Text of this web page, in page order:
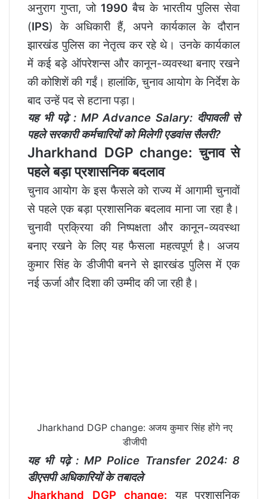
अनुराग गुप्ता, जो 1990 बैच के भारतीय पुलिस सेवा
(IPS) के अधिकारी हैं, अपने कार्यकाल के दौरान
झारखंड पुलिस का नेतृत्व कर रहे थे। उनके कार्यकाल
में कई बड़े ऑपरेशन्स और कानून-व्यवस्था बनाए रखने
की कोशिशें की गईं। हालांकि, चुनाव आयोग के निर्देश के
बाद उन्हें पद से हटाना पड़ा।
यह भी पढ़े : MP Advance Salary: दीपावली से
पहले सरकारी कर्मचारियों को मिलेगी एडवांस सैलरी?
Jharkhand DGP change: चुनाव से
पहले बड़ा प्रशासनिक बदलाव
चुनाव आयोग के इस फैसले को राज्य में आगामी चुनावों
से पहले एक बड़ा प्रशासनिक बदलाव माना जा रहा है।
चुनावी प्रक्रिया की निष्पक्षता और कानून-व्यवस्था
बनाए रखने के लिए यह फैसला महत्वपूर्ण है। अजय
कुमार सिंह के डीजीपी बनने से झारखंड पुलिस में एक
नई ऊर्जा और दिशा की उम्मीद की जा रही है।
Jharkhand DGP change: अजय कुमार सिंह होंगे नए
डीजीपी
यह भी पढ़े : MP Police Transfer 2024: 8
डीएसपी अधिकारियों के तबादले
Jharkhand DGP change: यह प्रशासनिक